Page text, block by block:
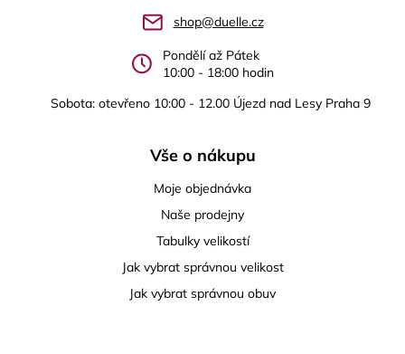
shop@duelle.cz
Pondělí až Pátek
10:00 - 18:00 hodin
Sobota: otevřeno 10:00 - 12.00 Újezd nad Lesy Praha 9
Vše o nákupu
Moje objednávka
Naše prodejny
Tabulky velikostí
Jak vybrat správnou velikost
Jak vybrat správnou obuv